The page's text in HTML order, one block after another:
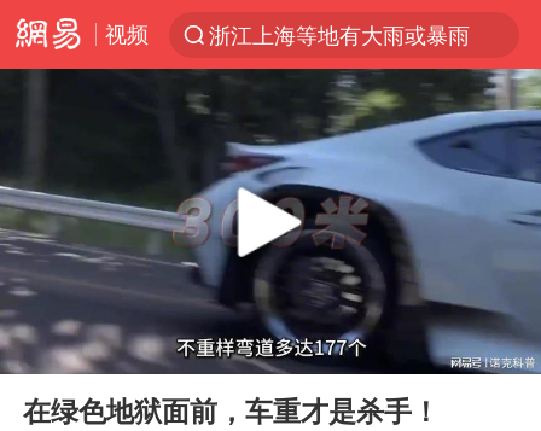
视频
浙江上海等地有大雨或暴雨
光影经济撬动暑期消费新蓝海
西湖突现狂风暴雨 游客瞬间被浇透
隔20米开高仿奶茶店被判赔35万元
“不怕六爷挂得多 就怕六爷挂一颗”
白海豚将正面袭击贯穿浙江
多家A股公司收到美国关税退款
直击东北超：哈尔滨vs通辽
Play
00:00 02:36
在绿色地狱面前，车重才是杀手！